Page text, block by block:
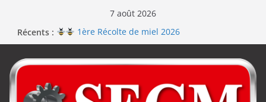
7 août 2026
Récents :
1ère Récolte de miel 2026
Renouvellement de la certification ISO 9001
Le repas d’équipe de SEGM allume le feu
Jérôme en renfort sur la qualité de #SEGM